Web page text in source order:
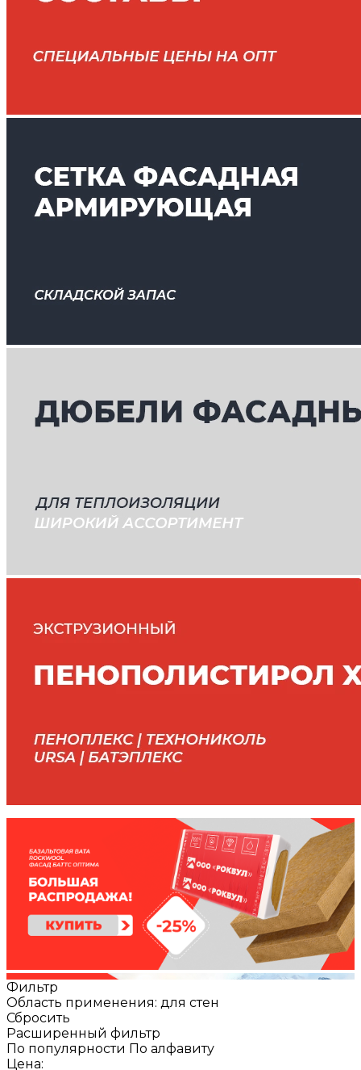
Фильтр
Область применения: для стен
Сбросить
Расширенный фильтр
По популярности По алфавиту
Цена: